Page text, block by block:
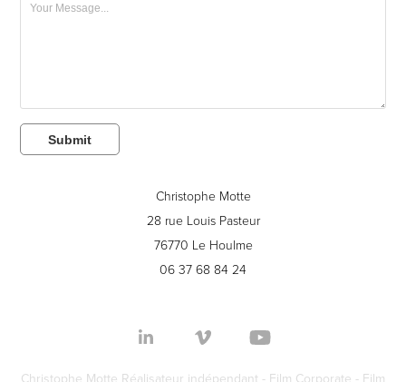
Submit
Christophe Motte
28 rue Louis Pasteur
76770 Le Houlme
06 37 68 84 24
Christophe Motte Réalisateur indépendant - Film Corporate - Film